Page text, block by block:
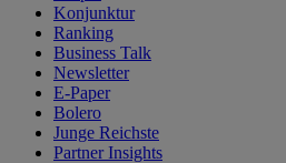
Konjunktur
Ranking
Business Talk
Newsletter
E-Paper
Bolero
Junge Reichste
Partner Insights